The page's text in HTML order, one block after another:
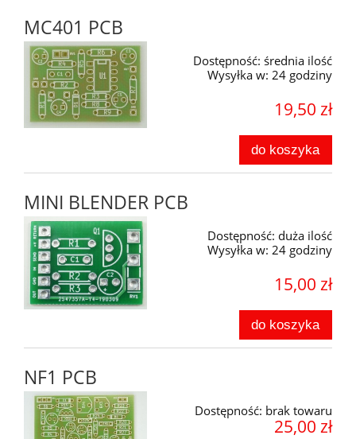
MC401 PCB
Dostępność: średnia ilość
Wysyłka w: 24 godziny
19,50 zł
do koszyka
MINI BLENDER PCB
Dostępność: duża ilość
Wysyłka w: 24 godziny
15,00 zł
do koszyka
NF1 PCB
Dostępność: brak towaru
25,00 zł